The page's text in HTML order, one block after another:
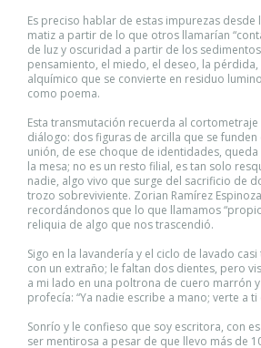
Es preciso hablar de estas impurezas
matiz a partir de lo que otros llamarían
de luz y oscuridad a partir de los
pensamiento, el miedo, el deseo, la
alquímico que se convierte en residuo
como poema.
Esta transmutación recuerda al cortometraje
diálogo: dos figuras de arcilla que se funden
unión, de ese choque de identidades,
la mesa; no es un resto filial, es tan solo
nadie, algo vivo que surge del sacrificio de
trozo sobreviviente. Zorian Ramírez
recordándonos que lo que llamamos
reliquia de algo que nos trascendió.
Sigo en la lavandería y el ciclo de lavado
con un extraño; le faltan dos dientes, pero
a mi lado en una poltrona de cuero marrón
profecía: “Ya nadie escribe a mano; verte a
Sonrío y le confieso que soy escritora, con
ser mentirosa a pesar de que llevo más de